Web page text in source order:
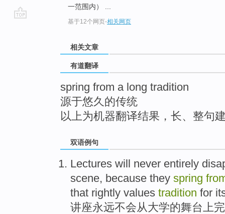
一范围内） ...
基于12个网页-相关网页
相关文章
有道翻译
spring from a long tradition
源于悠久的传统
以上为机器翻译结果，长、整句
双语例句
Lectures will never entirely
scene, because they spring
that rightly values tradition for
讲座永远不会从大学的舞台 上